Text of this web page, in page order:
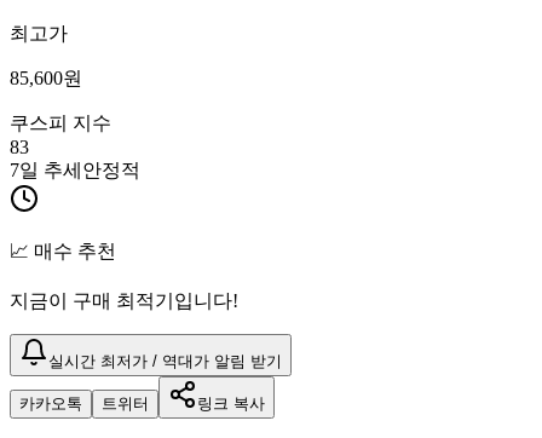
최고가
85,600원
쿠스피 지수
83
7일 추세 안정적
📈 매수 추천
지금이 구매 최적기입니다!
실시간 최저가 / 역대가 알림 받기
카카오톡 트위터 링크 복사